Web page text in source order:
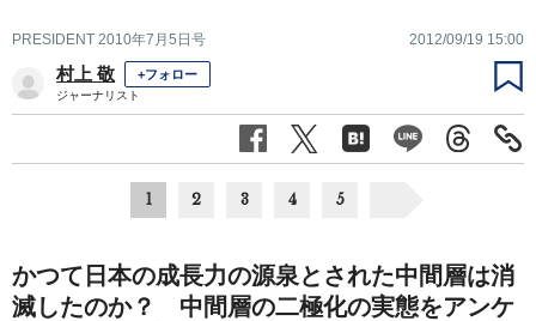
PRESIDENT 2010年7月5日号 2012/09/19 15:00
村上 敬 +フォロー
ジャーナリスト
1 2 3 4 5
かつて日本の成長力の源泉とされた中間層は消
滅したのか？ 中間層の二極化の実態をアンケ